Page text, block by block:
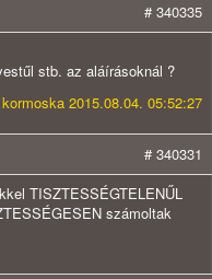
# 340335
stb. az aláírásoknál ?
2015.08.04. 05:52:27
# 340331
TISZTESSÉGTELENŰL
számoltak